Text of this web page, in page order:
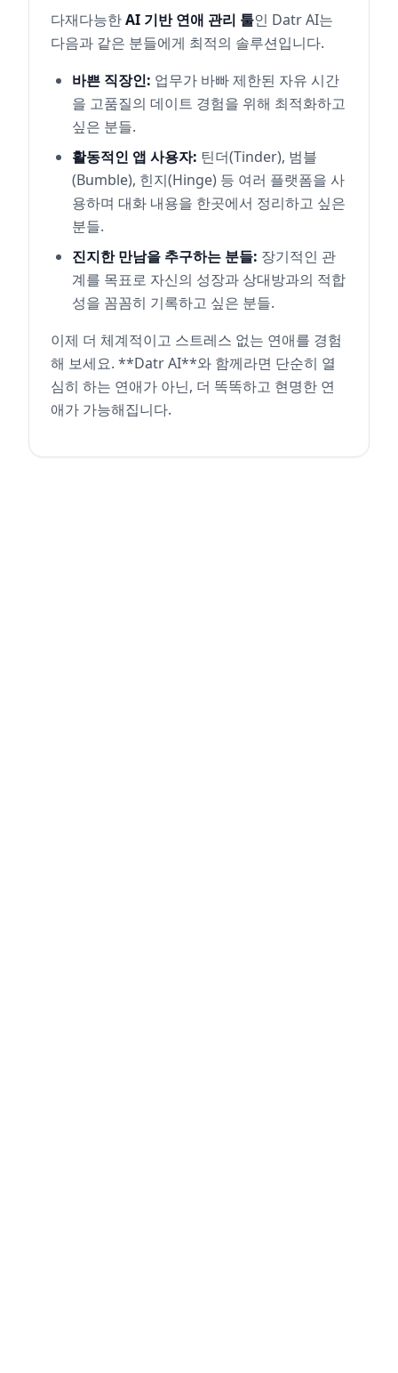
다재다능한AI 기반 연애 관리 툴인 Datr AI는
다음과 같은 분들에게 최적의 솔루션입니다.
바쁜 직장인: 업무가 바빠 제한된 자유 시간
을 고품질의 데이트 경험을 위해 최적화하고
싶은 분들.
활동적인 앱 사용자: 틴더(Tinder), 범블
(Bumble), 힌지(Hinge) 등 여러 플랫폼을 사
용하며 대화 내용을 한곳에서 정리하고 싶은
분들.
진지한 만남을 추구하는 분들: 장기적인 관
계를 목표로 자신의 성장과 상대방과의 적합
성을 꼼꼼히 기록하고 싶은 분들.
이제 더 체계적이고 스트레스 없는 연애를 경험
해 보세요. **Datr AI**와 함께라면 단순히 열
심히 하는 연애가 아닌, 더 똑똑하고 현명한 연
애가 가능해집니다.